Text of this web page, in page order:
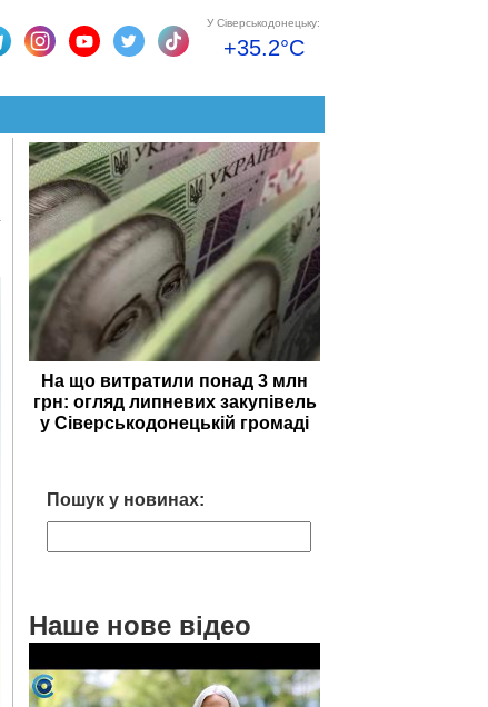
У Сіверськодонецьку:
+35.2°C
На що витратили понад 3 млн
грн: огляд липневих закупівель
у Сіверськодонецькій громаді
Пошук у новинах:
Наше нове відео